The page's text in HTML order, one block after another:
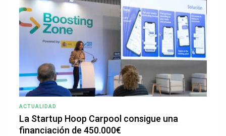
ACTUALIDAD
La Startup Hoop Carpool consigue una
financiación de 450.000€